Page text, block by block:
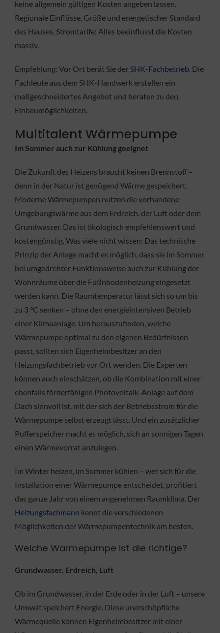
keine allgemein gültigen Kosten angeben lassen.
Regionale Einflüsse, Größe und energetischer Standard
des Hauses, Stromtarife: Alles beeinflusst die Kosten
massiv.
Empfehlung: Vor Ort berät Sie derSHK-Fachbetrieb. Die
Fachleute aus dem SHK-Handwerk erstellen ein
maßgeschneidertes Angebot und beraten zu den
Einbaumöglichkeiten.
Multitalent Wärmepumpe
Im Sommer auch zur Kühlung geeignet
Die Zukunft des Heizens braucht keinen Brennstoff –
denn in der Natur ist genügend Wärme gespeichert.
Moderne Wärmepumpen nutzen die vorhandene
Umgebungswärme aus dem Erdreich, der Luft oder dem
Grundwasser. Das ist ökologisch empfehlenswert und
kostengünstig. Was viele nicht wissen: Das technische
Prinzip der Anlage macht es möglich, dass sie im Sommer
bei umgedrehter Funktionsweise auch zur Kühlung der
Wohnräume über die Fußnbodenheizung eingesetzt
werden kann. Die Raumtemperatur lässt sich so um bis
zu 3 °C senken – ohne den energieintensiven Betrieb
einer Klimaanlage. Um herauszufinden, welche
Wärmepumpe optimal zu den eigenen Bedürfnissen
passt, sollten sich Eigenheimbesitzer an den
Heizungsfachbetrieb vor Ort wenden. Die Experten
können auch einschätzen, ob die Kombination mit einer
ebenfalls förderfähigen Photovoltaik-Anlage auf dem
Dach sinnvoll ist, mit der sich der Betriebsstrom für die
Wärmepumpe selbst erzeugt lässt. Und ein zusätzlicher
Pufferspeicher macht es möglich, sich an sonnigen Tagen
einen Wärmevorrat anzulegen.
Im Winter heizen, im Sommer kühlen – wer sich für die
Installation einer Wärmepumpe entscheidet, profitiert
das ganze Jahr von einem angenehmen Raumklima. Der
Heizungsfachmann kennt die verschiedenen
Möglichkeiten der Wärmepumpentechnik am besten.
Welche Wärmepumpe ist die richtige?
Grundwasser, Erdreich, Luft
Ob im Grundwasser, in der Erde oder in der Luft – unsere
Umwelt speichert Energie. Diese unerschöpfliche
Wärmequelle können Eigenheimbesitzer mit einer